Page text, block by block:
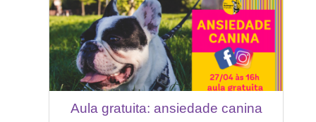
Aula gratuita: ansiedade canina